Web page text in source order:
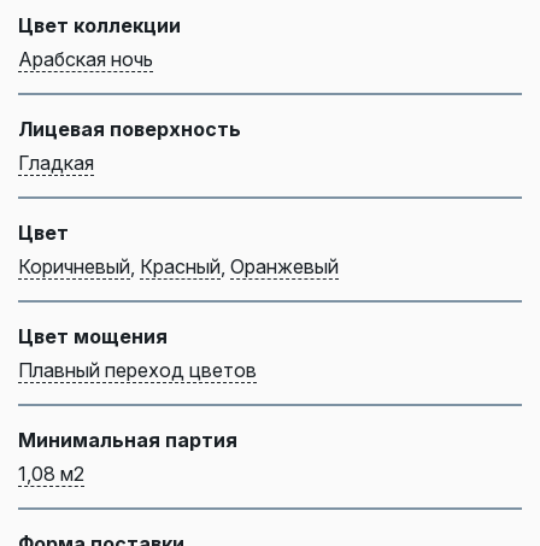
Цвет коллекции
Арабская ночь
Лицевая поверхность
Гладкая
Цвет
Коричневый Красный Оранжевый
Цвет мощения
Плавный переход цветов
Минимальная партия
1,08 м2